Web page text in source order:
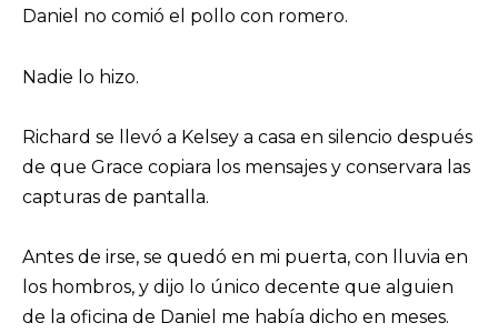
Daniel no comió el pollo con romero.
Nadie lo hizo.
Richard se llevó a Kelsey a casa en silencio después
de que Grace copiara los mensajes y conservara las
capturas de pantalla.
Antes de irse, se quedó en mi puerta, con lluvia en
los hombros, y dijo lo único decente que alguien
de la oficina de Daniel me había dicho en meses.